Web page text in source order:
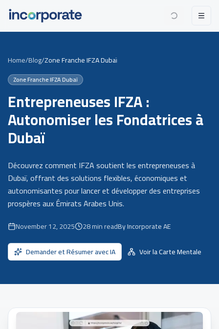
Home/Blog/Zone Franche IFZA Dubaï
Zone Franche IFZA Dubaï
Entrepreneuses IFZA :
Autonomiser les Fondatrices à
Dubaï
Découvrez comment IFZA soutient les entrepreneuses à
Dubaï, offrant des solutions flexibles, économiques et
autonomisantes pour lancer et développer des entreprises
prospères aux Émirats Arabes Unis.
November 12, 2025 28min readBy Incorporate AE
Demander et Résumer avec IA
Voir la Carte Mentale